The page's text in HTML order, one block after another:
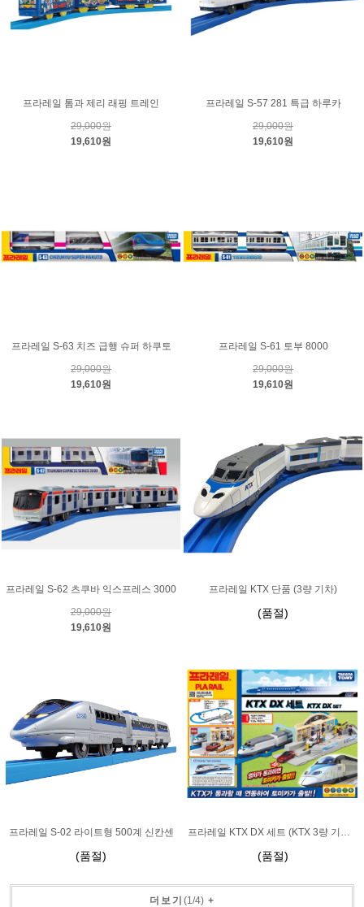
프라레일 톰과 제리 래핑 트레인
29,000원
19,610원
프라레일 S-57 281 특급 하루카
29,000원
19,610원
프라레일 S-63 치즈 급행 슈퍼 하쿠토
29,000원
19,610원
프라레일 S-61 토부 8000
29,000원
19,610원
프라레일 S-62 츠쿠바 익스프레스 3000
29,000원
19,610원
프라레일 KTX 단품 (3량 기차)
(품절)
프라레일 S-02 라이트형 500계 신칸센
(품절)
프라레일 KTX DX 세트 (KTX 3량 기차 포함)
(품절)
더보기 (1/4)+